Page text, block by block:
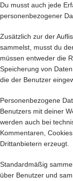
Du musst auch jede
personenbezogener
Zusätzlich zur der
sammelst, musst du
müssen entweder die
Speicherung von
die der Benutzer
Personenbezogene
Benutzers mit deiner
werden auch bei
Kommentaren,
Drittanbietern erzeugt.
Standardmäßig
über Benutzer und